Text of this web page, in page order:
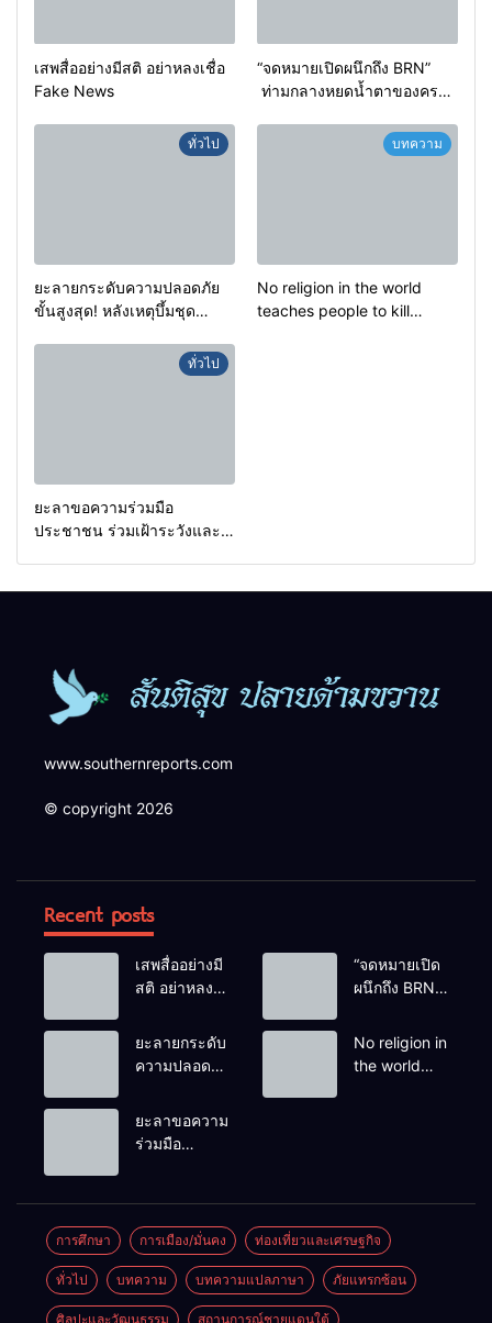
เสพสื่ออย่างมีสติ อย่าหลงเชื่อ
Fake News
“จดหมายเปิดผนึกถึง BRN”
ท่ามกลางหยดน้ำตาของครอบ
สะอื้นของทารกน้อยที่ต้อง
ทั่วไป
ยะลายกระดับความปลอดภัย
ขั้นสูงสุด! หลังเหตุบึ้มชุด
กรองเตือนเฝ้าระวังแกนนำสั่ง
บทความ
No religion in the world
teaches people to kill
ทั่วไป
ยะลาขอความร่วมมือ
ประชาชน ร่วมเฝ้าระวังและ
www.southernreports.com
© copyright 2026
Recent posts
เสพสื่ออย่างมี
สติ อย่าหลง
“จดหมายเปิด
ผนึกถึง BRN”
หยดน้ำตาของ
ครอบครัวครู
ยะลายกระดับ
ความปลอดภัย
คุ้มครองครู
เตือนเฝ้าระวัง
แกนนำสั่งการ
ขยายผลโจมตี
No religion in
the world
goal.
ยะลาขอความ
ร่วมมือ
บุคคลต้อง
สงสัย เพื่อ
ความปลอดภัย
ในพื้นที่
การศึกษา การเมือง/มั่นคง ท่องเที่ยวและเศรษฐกิจ
ทั่วไป บทความ บทความแปลภาษา ภัยแทรกซ้อน
ศิลปะและวัฒนธรรม สถานการณ์ชายแดนใต้